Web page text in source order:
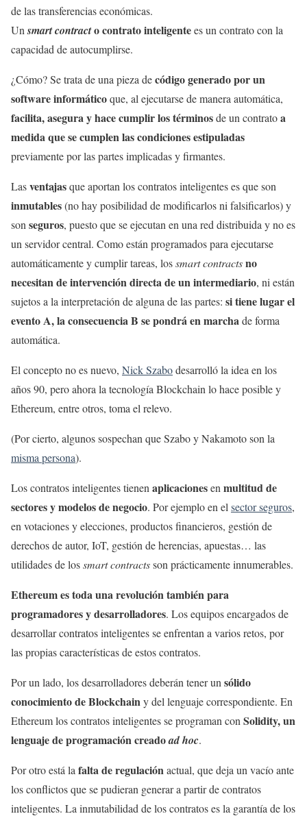
de las transferencias económicas.
Unsmart contracto contrato inteligentees un contrato con la
capacidad de autocumplirse.
¿Cómo? Se trata de una pieza decódigo generado por un
software informáticoque, al ejecutarse de manera automática,
facilita, asegura y hace cumplir los términosde un contratoa
medida que se cumplen las condiciones estipuladas
previamente por las partes implicadas y firmantes.
Lasventajasque aportan los contratos inteligentes es que son
inmutables(no hay posibilidad de modificarlos ni falsificarlos) y
son seguros, puesto que se ejecutan en una red distribuida y no es
un servidor central. Como están programados para ejecutarse
automáticamente y cumplir tareas, lossmart contractsno
necesitan de intervención directa de un intermediario, ni están
sujetos a la interpretación de alguna de las partes: si tiene lugar el
evento A, la consecuencia B se pondrá en marchade forma
automática.
El concepto no es nuevo, Nick Szabodesarrolló la idea en los
años 90, pero ahora la tecnología Blockchain lo hace posible y
Ethereum, entre otros, toma el relevo.
(Por cierto, algunos sospechan que Szabo y Nakamoto son la
misma persona).
Los contratos inteligentes tienen aplicacionesen multitud de
sectores y modelos de negocio. Por ejemplo en el sector seguros,
en votaciones y elecciones, productos financieros, gestión de
derechos de autor, IoT, gestión de herencias, apuestas… las
utilidades de lossmart contractsson prácticamente innumerables.
Ethereum es toda una revolución también para
programadores y desarrolladores. Los equipos encargados de
desarrollar contratos inteligentes se enfrentan a varios retos, por
las propias características de estos contratos.
Por un lado, los desarrolladores deberán tener un sólido
conocimiento de Blockchainy del lenguaje correspondiente. En
Ethereum los contratos inteligentes se programan con Solidity, un
lenguaje de programación creadoad hoc.
Por otro está la falta de regulaciónactual, que deja un vacío ante
los conflictos que se pudieran generar a partir de contratos
inteligentes. La inmutabilidad de los contratos es la garantía de los